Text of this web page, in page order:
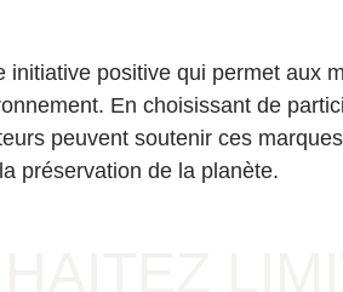
initiative positive qui permet aux
En choisissant de
peuvent soutenir ces marques
préservation de la planète.